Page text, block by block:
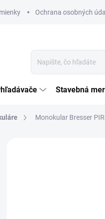
Ochrana osobných
Stavebná
Monokular Bresser